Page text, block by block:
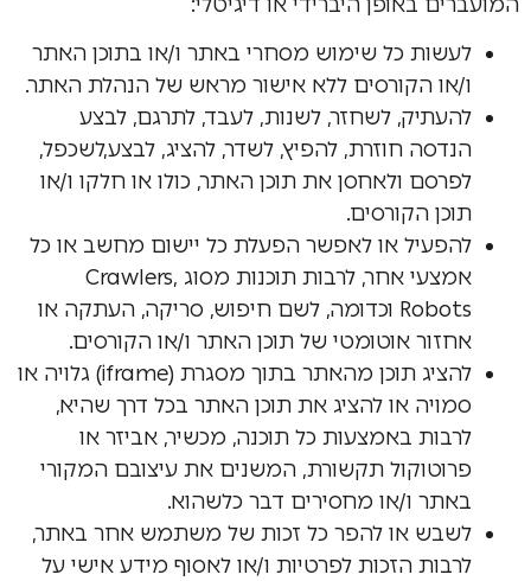
לעשות כל שימוש מסחרי באתר ו/או בתוכן האתר
ו/או הקורסים ללא אישור מראש של הנהלת האתר.
להעתיק, לשחזר, לשנות, לעבד, לתרגם, לבצע
הנדסה חוזרת, להפיץ, לשדר, להציג, לבצע,לשכפל,
לפרסם ולאחסן את תוכן האתר, כולו או חלקו ו/או
תוכן הקורסים.
להפעיל או לאפשר הפעלת כל יישום מחשב או כל
אמצעי אחר, לרבות תוכנות מסוג Crawlers,
Robots וכדומה, לשם חיפוש, סריקה, העתקה או
אחזור אוטומטי של תוכן האתר ו/או הקורסים.
להציג תוכן מהאתר בתוך מסגרת (iframe) גלויה או
סמויה או להציג את תוכן האתר בכל דרך שהיא,
לרבות באמצעות כל תוכנה, מכשיר, אביזר או
פרוטוקול תקשורת, המשנים את עיצובם המקורי
באתר ו/או מחסירים דבר כלשהוא.
לשבש או להפר כל זכות של משתמש אחר באתר,
לרבות הזכות לפרטיות ו/או לאסוף מידע אישי על